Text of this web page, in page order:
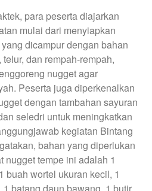
para peserta diajarkan
mulai dari menyiapkan
dicampur dengan bahan
dan rempah-rempah,
nugget agar
Peserta juga diperkenalkan
dengan tambahan sayuran
seledri untuk meningkatkan
kegiatan Bintang
bahan yang diperlukan
nugget tempe ini adalah 1
buah wortel ukuran kecil, 1